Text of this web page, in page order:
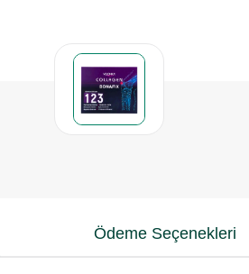
Ödeme Seçenekleri